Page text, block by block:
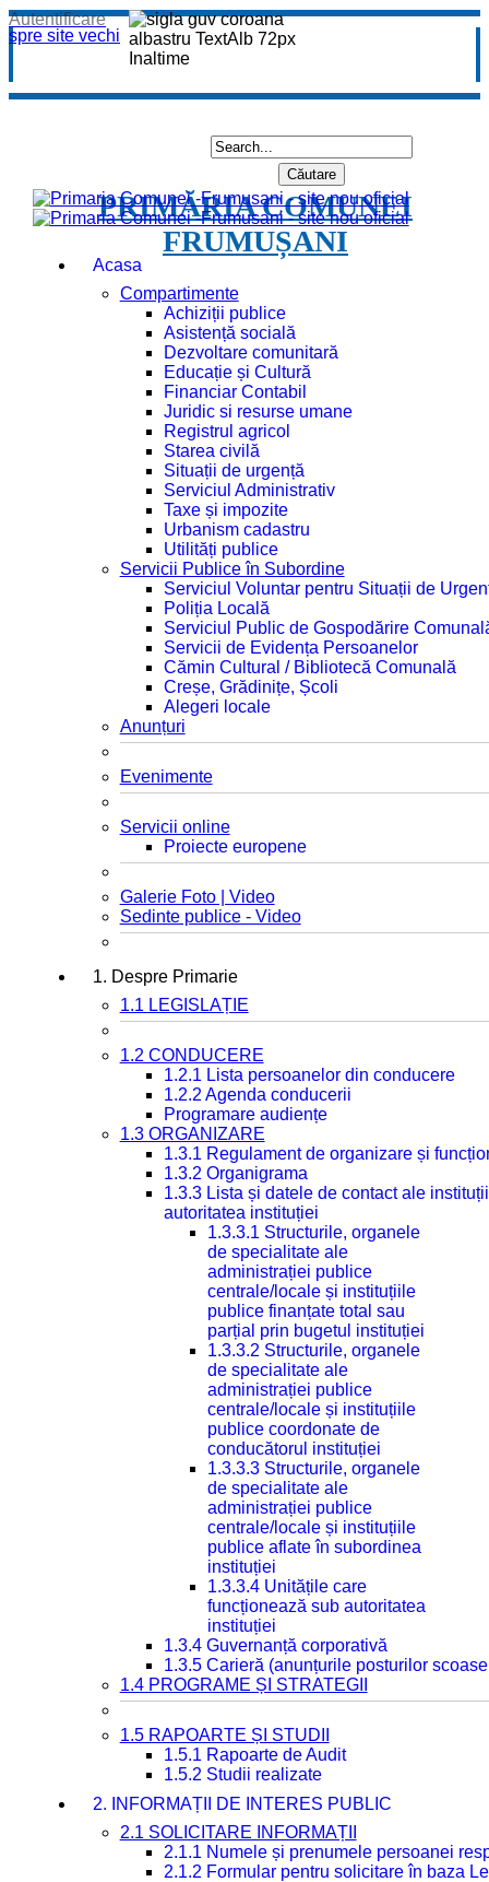
spre site vechi
Autentificare
PRIMĂRIA COMUNEI
FRUMUȘANI
Acasa
Compartimente
Achiziții publice
Asistență socială
Dezvoltare comunitară
Educație și Cultură
Financiar Contabil
Juridic si resurse umane
Registrul agricol
Starea civilă
Situații de urgență
Serviciul Administrativ
Taxe și impozite
Urbanism cadastru
Utilități publice
Servicii Publice în Subordine
Serviciul Voluntar pentru Situații de
Poliția Locală
Serviciul Public de Gospodărire
Servicii de Evidența Persoanelor
Cămin Cultural / Bibliotecă Comunală
Creșe, Grădinițe, Școli
Alegeri locale
Anunțuri
Evenimente
Servicii online
Proiecte europene
Galerie Foto | Video
Sedinte publice - Video
1. Despre Primarie
1.1 LEGISLAȚIE
1.2 CONDUCERE
1.2.1 Lista persoanelor din conducere
1.2.2 Agenda conducerii
Programare audiențe
1.3 ORGANIZARE
1.3.1 Regulament de organizare și
1.3.2 Organigrama
1.3.3 Lista și datele de contact ale
autoritatea instituției
1.3.3.1 Structurile, organele
de specialitate ale
administrației publice
centrale/locale și instituțiile
publice finanțate total sau
parțial prin bugetul instituției
1.3.3.2 Structurile, organele
de specialitate ale
administrației publice
centrale/locale și instituțiile
publice coordonate de
conducătorul instituției
1.3.3.3 Structurile, organele
de specialitate ale
administrației publice
centrale/locale și instituțiile
publice aflate în subordinea
instituției
1.3.3.4 Unitățile care
funcționează sub autoritatea
instituției
1.3.4 Guvernanță corporativă
1.3.5 Carieră (anunțurile posturilor
1.4 PROGRAME ȘI STRATEGII
1.5 RAPOARTE ȘI STUDII
1.5.1 Rapoarte de Audit
1.5.2 Studii realizate
2. INFORMAȚII DE INTERES PUBLIC
2.1 SOLICITARE INFORMAȚII
2.1.1 Numele și prenumele persoanei
2.1.2 Formular pentru solicitare în baza